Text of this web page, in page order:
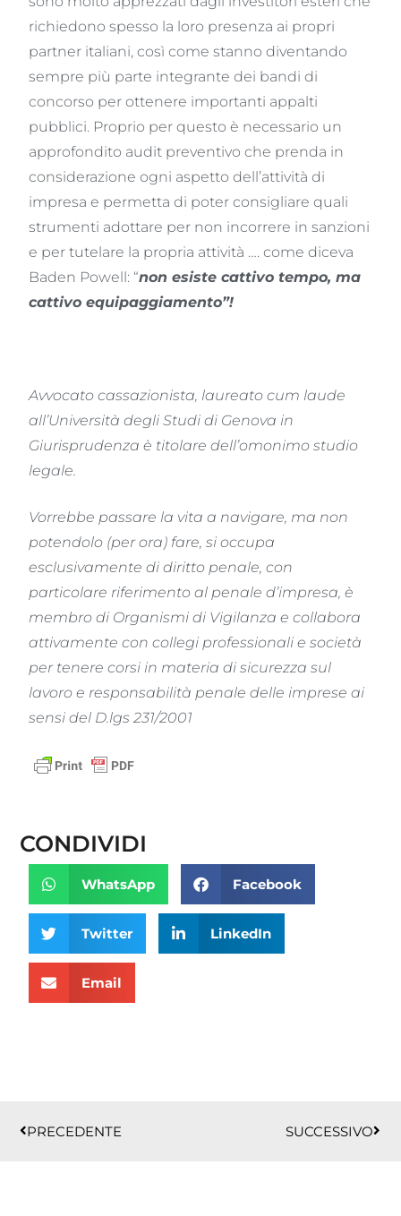
richiedono spesso la loro presenza ai propri
partner italiani, così come stanno diventando
sempre più parte integrante dei bandi di
concorso per ottenere importanti appalti
pubblici. Proprio per questo è necessario un
approfondito audit preventivo che prenda in
considerazione ogni aspetto dell’attività di
impresa e permetta di poter consigliare quali
strumenti adottare per non incorrere in sanzioni
e per tutelare la propria attività …. come diceva
Baden Powell: “non esiste cattivo tempo, ma
cattivo equipaggiamento”!
Avvocato cassazionista, laureato cum laude
all’Università degli Studi di Genova in
Giurisprudenza è titolare dell’omonimo studio
legale.
Vorrebbe passare la vita a navigare, ma non
potendolo (per ora) fare, si occupa
esclusivamente di diritto penale, con
particolare riferimento al penale d’impresa, è
membro di Organismi di Vigilanza e collabora
attivamente con collegi professionali e società
per tenere corsi in materia di sicurezza sul
lavoro e responsabilità penale delle imprese ai
sensi del D.lgs 231/2001
CONDIVIDI
WhatsApp Facebook
Twitter LinkedIn
Email
PRECEDENTE
SUCCESSIVO